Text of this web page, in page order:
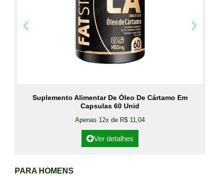
Suplemento Alimentar De Óleo De Cártamo Em
Capsulas 60 Unid
Apenas 12x de R$ 11,04
Ver detalhes
PARA HOMENS